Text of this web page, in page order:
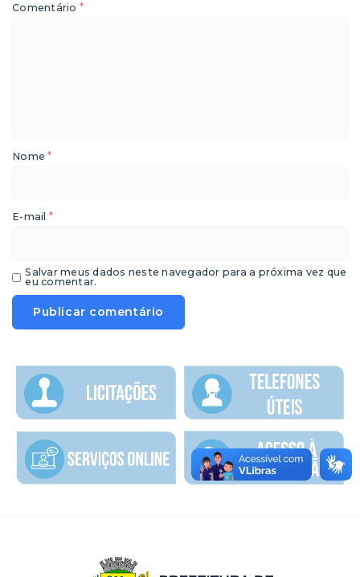
Comentário *
Nome*
E-mail *
Salvar meus dados neste navegador para a próxima vez que
eu comentar.